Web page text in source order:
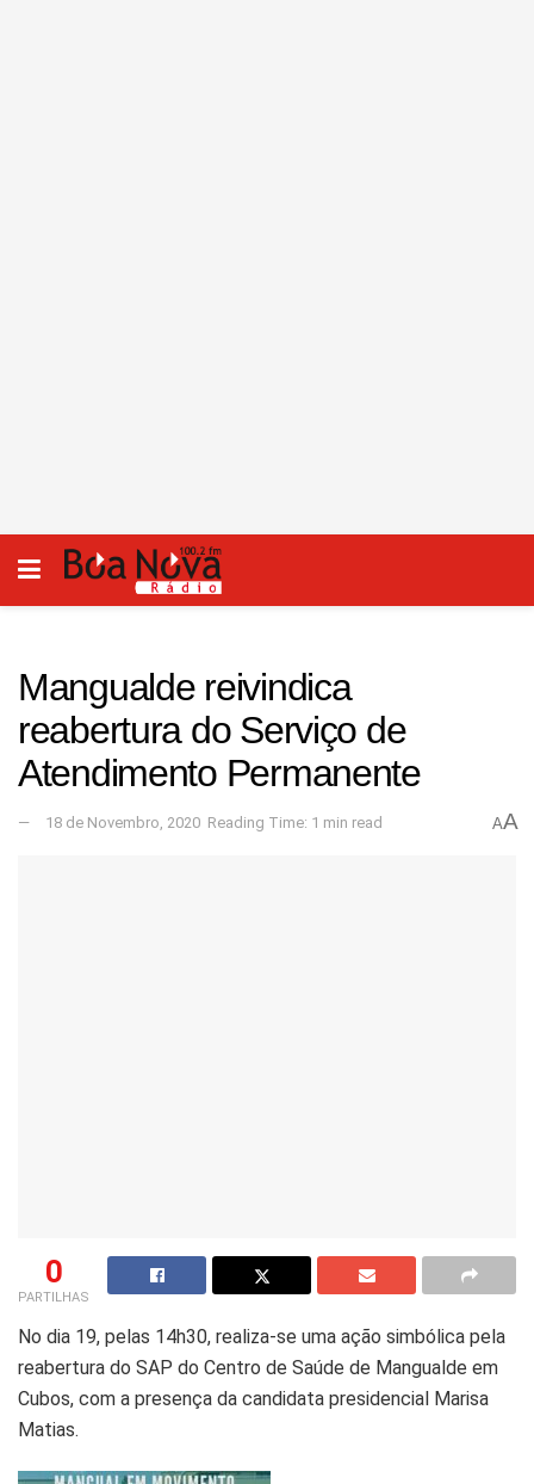
Mangualde reivindica
reabertura do Serviço de
Atendimento Permanente
18 de Novembro, 2020 Reading Time: 1 min read AA
0
PARTILHAS
No dia 19, pelas 14h30, realiza-se uma ação simbólica pela
reabertura do SAP do Centro de Saúde de Mangualde em
Cubos, com a presença da candidata presidencial Marisa
Matias.